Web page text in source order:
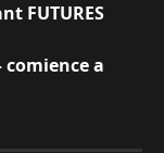
FUTURES
a